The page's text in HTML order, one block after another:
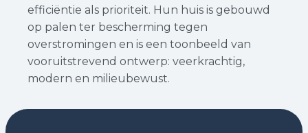
efficiëntie als prioriteit. Hun huis is gebouwd
op palen ter bescherming tegen
overstromingen en is een toonbeeld van
vooruitstrevend ontwerp: veerkrachtig,
modern en milieubewust.